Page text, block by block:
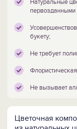
Натуральные
первозданными
букету;
Не требует
Не вызывает
Цветочная